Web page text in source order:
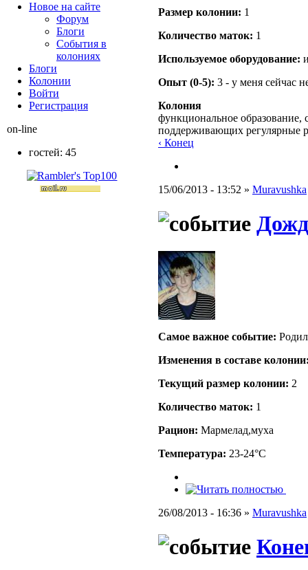
Размер кoлонии: 1
Количество маток: 1
Используемое оборудование:
Опыт (0-5): 3 - у меня сейчас
Колония
функциональное образование,
поддерживающих регулярные
‹ Конец
15/06/2013 - 13:52 » Muravushka
Самое важное событие:
Изменения в составе
Текущий размер кoлонии: 2
Количество маток: 1
Рацион: Мармелад,муха
Температура: 23-24°C
26/08/2013 - 16:36 » Muravushka
Новое на сайте
Форум
Блоги
События в
колониях
Блоги
Колонии
Войти
Peгиcтpaция
on-line
гостей: 45